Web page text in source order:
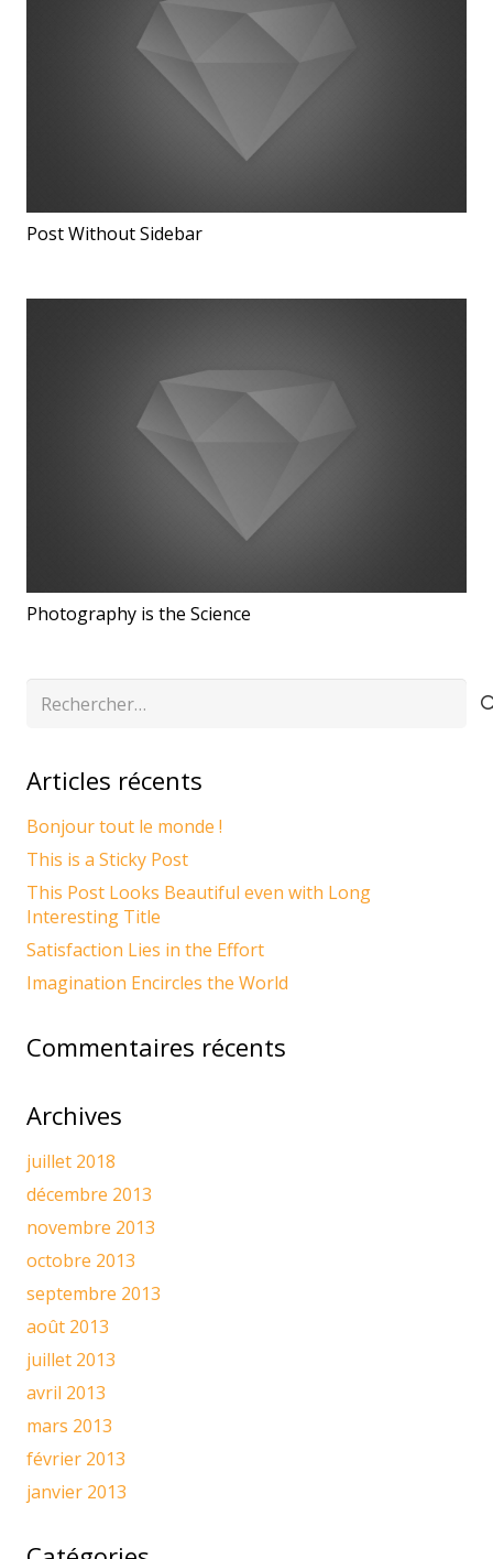
Post Without Sidebar
Photography is the Science
Rechercher :
Articles récents
Bonjour tout le monde !
This is a Sticky Post
This Post Looks Beautiful even with Long
Interesting Title
Satisfaction Lies in the Effort
Imagination Encircles the World
Commentaires récents
Archives
juillet 2018
décembre 2013
novembre 2013
octobre 2013
septembre 2013
août 2013
juillet 2013
avril 2013
mars 2013
février 2013
janvier 2013